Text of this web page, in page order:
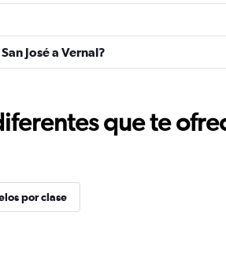
José a Vernal?
que te
por clase